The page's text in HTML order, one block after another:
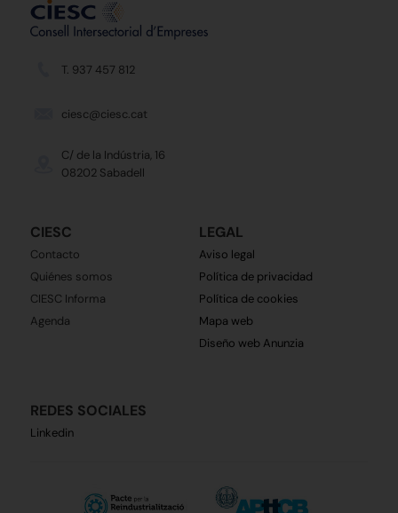
T. 937 457 812
ciesc@ciesc.cat
C/ de la Indústria, 16
08202 Sabadell
CIESC
Contacto
Quiénes somos
CIESC Informa
Agenda
REDES SOCIALES
Linkedin
LEGAL
Aviso legal
Política de privacidad
Política de cookies
Mapa web
Diseño web Anunzia